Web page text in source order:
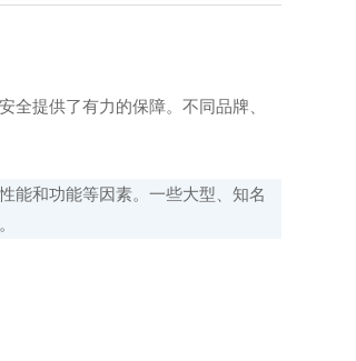
全提供了有力的保障。不同品牌、
和功能等因素。一些大型、知名